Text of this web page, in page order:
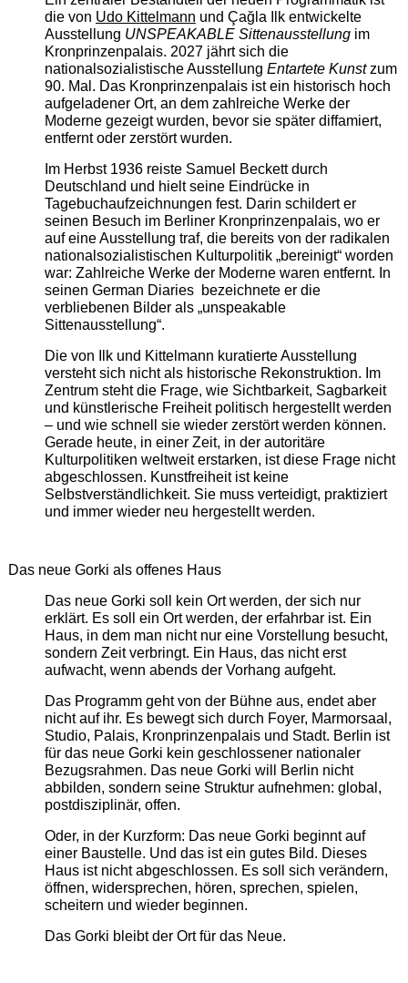
die von Udo Kittelmann und Çağla Ilk entwickelte
Ausstellung UNSPEAKABLE Sittenausstellungim
Kronprinzenpalais. 2027 jährt sich die
nationalsozialistische Ausstellung Entartete Kunstzum
90. Mal. Das Kronprinzenpalais ist ein historisch hoch
aufgeladener Ort, an dem zahlreiche Werke der
Moderne gezeigt wurden, bevor sie später diffamiert,
entfernt oder zerstört wurden.
Im Herbst 1936 reiste Samuel Beckett durch
Deutschland und hielt seine Eindrücke in
Tagebuchaufzeichnungen fest. Darin schildert er
seinen Besuch im Berliner Kronprinzenpalais, wo er
auf eine Ausstellung traf, die bereits von der radikalen
nationalsozialistischen Kulturpolitik „bereinigt“ worden
war: Zahlreiche Werke der Moderne waren entfernt. In
seinen German Diaries bezeichnete er die
verbliebenen Bilder als „unspeakable
Sittenausstellung“.
Die von Ilk und Kittelmann kuratierte Ausstellung
versteht sich nicht als historische Rekonstruktion. Im
Zentrum steht die Frage, wie Sichtbarkeit, Sagbarkeit
und künstlerische Freiheit politisch hergestellt werden
– und wie schnell sie wieder zerstört werden können.
Gerade heute, in einer Zeit, in der autoritäre
Kulturpolitiken weltweit erstarken, ist diese Frage nicht
abgeschlossen. Kunstfreiheit ist keine
Selbstverständlichkeit. Sie muss verteidigt, praktiziert
und immer wieder neu hergestellt werden.
Das neue Gorki als offenes Haus
Das neue Gorki soll kein Ort werden, der sich nur
erklärt. Es soll ein Ort werden, der erfahrbar ist. Ein
Haus, in dem man nicht nur eine Vorstellung besucht,
sondern Zeit verbringt. Ein Haus, das nicht erst
aufwacht, wenn abends der Vorhang aufgeht.
Das Programm geht von der Bühne aus, endet aber
nicht auf ihr. Es bewegt sich durch Foyer, Marmorsaal,
Studio, Palais, Kronprinzenpalais und Stadt. Berlin ist
für das neue Gorki kein geschlossener nationaler
Bezugsrahmen. Das neue Gorki will Berlin nicht
abbilden, sondern seine Struktur aufnehmen: global,
postdisziplinär, offen.
Oder, in der Kurzform: Das neue Gorki beginnt auf
einer Baustelle. Und das ist ein gutes Bild. Dieses
Haus ist nicht abgeschlossen. Es soll sich verändern,
öffnen, widersprechen, hören, sprechen, spielen,
scheitern und wieder beginnen.
Das Gorki bleibt der Ort für das Neue.